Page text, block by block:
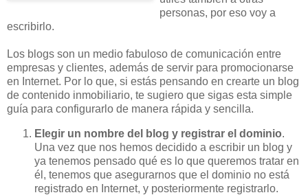
personas, por eso voy a
escribirlo.
Los blogs son un medio fabuloso de comunicación entre
empresas y clientes, además de servir para promocionarse
en Internet. Por lo que, si estás pensando en crearte un blog
de contenido inmobiliario, te sugiero que sigas esta simple
guía para configurarlo de manera rápida y sencilla.
Elegir un nombre del blog y registrar el dominio.
Una vez que nos hemos decidido a escribir un blog y
ya tenemos pensado qué es lo que queremos tratar en
él, tenemos que asegurarnos que el dominio no está
registrado en Internet, y posteriormente registrarlo.